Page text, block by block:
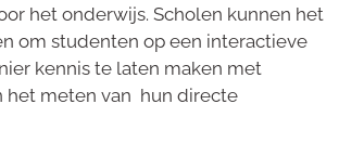
het onderwijs. Scholen kunnen het
om studenten op een interactieve
kennis te laten maken met
het meten van hun directe